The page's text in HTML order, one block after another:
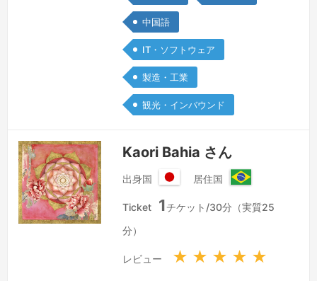
暮らしています。好きな食べ物は、おは
ぎ。続きを見る »
中国語
IT・ソフトウェア
製造・工業
観光・インバウンド
Kaori Bahia さん
出身国
本
居住国
ラ
連
Ticket 1チケット/30分（実質25
分）
レビュー ★ ★ ★ ★ ★